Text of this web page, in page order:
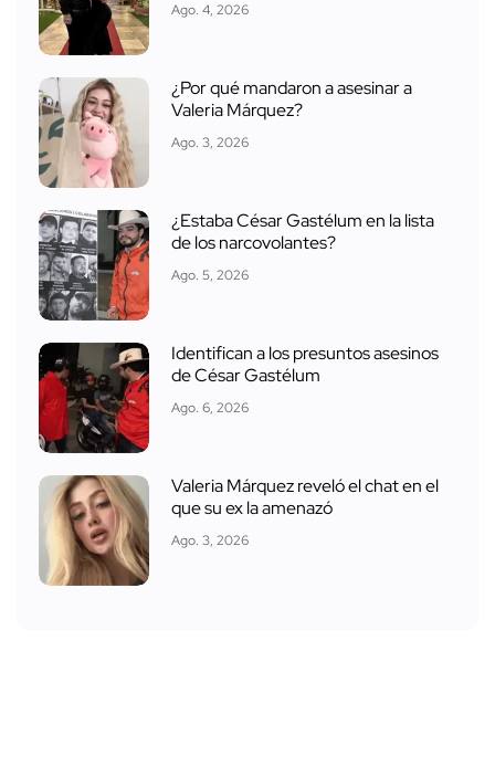
Ago. 4, 2026
¿Por qué mandaron a asesinar a
Valeria Márquez?
Ago. 3, 2026
¿Estaba César Gastélum en la lista
de los narcovolantes?
Ago. 5, 2026
Identifican a los presuntos asesinos
de César Gastélum
Ago. 6, 2026
Valeria Márquez reveló el chat en el
que su ex la amenazó
Ago. 3, 2026